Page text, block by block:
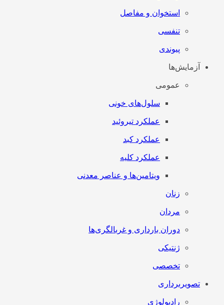
استخوان و مفاصل
تنفسی
پیوندی
آزمایش‌ها
عمومی
سلول‌های خونی
عملکرد تیروئید
عملکرد کبد
عملکرد کلیه
ویتامین‌ها و عناصر معدنی
زنان
مردان
دوران بارداری و غربالگری‌ها
ژنتیکی
تخصصی
تصویربرداری
رادیولوژی